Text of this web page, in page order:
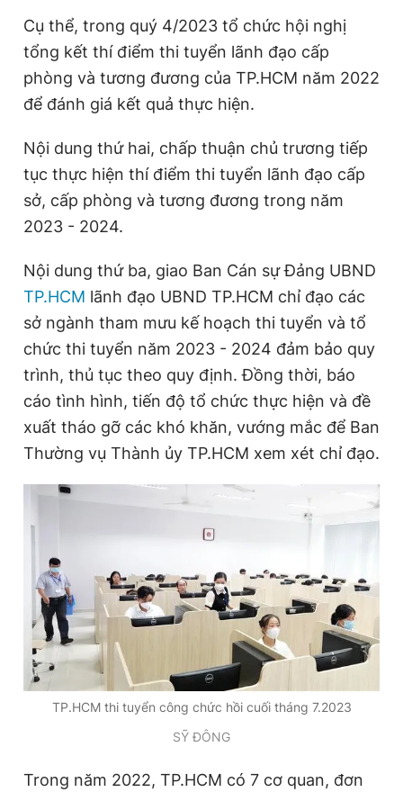
Đọc Thanh Niên trên điện thoại
Theo dõi báo trên
0906 645 777 0908 780 404
Đặt báo Quảng cáo RSS Tòa soạn Chính sách bảo
Tổng biên tập: Nguyễn Ngọc Toàn
Phó tổng biên tập thường trực: Hải Thành
Phó tổng biên tập: Lâm Hiếu Dũng
Phó tổng biên tập: Trần Việt Hưng
Tổng thư ký tòa soạn: Đức Trung
Giấy phép xuất bản số 110/GP - BTTTT cấp ngày 24.3.2020
© 2003-2026 Bản quyền thuộc về Báo Thanh Niên. Cấm sao
chép dưới mọi hình thức nếu không có sự chấp thuận bằng văn
bản. Phát triển bởi ePi Technologies, JSC.
Cụ thể, trong quý 4/2023 tổ chức hội nghị
tổng kết thí điểm thi tuyển lãnh đạo cấp
phòng và tương đương của TP.HCM năm 2022
để đánh giá kết quả thực hiện.
Nội dung thứ hai, chấp thuận chủ trương tiếp
tục thực hiện thí điểm thi tuyển lãnh đạo cấp
sở, cấp phòng và tương đương trong năm
2023 - 2024.
Nội dung thứ ba, giao Ban Cán sự Đảng UBND
TP.HCM lãnh đạo UBND TP.HCM chỉ đạo các
sở ngành tham mưu kế hoạch thi tuyển và tổ
chức thi tuyển năm 2023 - 2024 đảm bảo quy
trình, thủ tục theo quy định. Đồng thời, báo
cáo tình hình, tiến độ tổ chức thực hiện và đề
xuất tháo gỡ các khó khăn, vướng mắc để Ban
Thường vụ Thành ủy TP.HCM xem xét chỉ đạo.
TP.HCM thi tuyển công chức hồi cuối tháng 7.2023
SỸ ĐÔNG
Trong năm 2022, TP.HCM có 7 cơ quan, đơn